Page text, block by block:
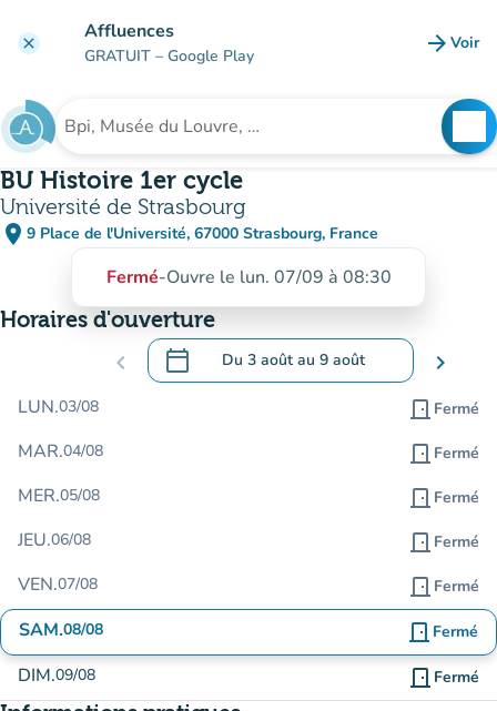
clear Affluences
GRATUIT – Google Play arrow_forward Voir
Rechercher un établissement
BU Histoire 1er cycle
Université de Strasbourg
place 9 Place de l'Université, 67000 Strasbourg, France
(ouvrir dans Google Maps)
(nouvel onglet)
Fermé-Ouvre le lun. 07/09 à 08:30
Horaires d'ouverture
chevron_left calendar_today Du 3 aoûtau 9 août
.Ouvrir le calendrier pour changer de
chevron_right
LUN.03/08 door_front Fermé
MAR.04/08 door_front Fermé
MER.05/08 door_front Fermé
JEU.06/08 door_front Fermé
VEN.07/08 door_front Fermé
SAM.08/08 door_front Fermé
DIM.09/08 door_front Fermé